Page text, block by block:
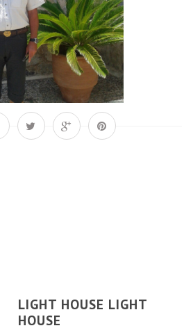
LIGHT HOUSE LIGHT
HOUSE